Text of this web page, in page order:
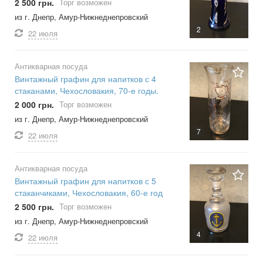
2
из г. Днепр, Амур-Нижнеднепровский
22 июля
7
Антикварная посуда
Винтажный графин для напитков с 4
стаканами, Чехословакия, 70-е годы.
2 000 грн. Торг возможен
из г. Днепр, Амур-Нижнеднепровский
22 июля
4
Антикварная посуда
Винтажный графин для напитков с 5
стаканчиками, Чехословакия, 60-е год
2 500 грн. Торг возможен
из г. Днепр, Амур-Нижнеднепровский
22 июля